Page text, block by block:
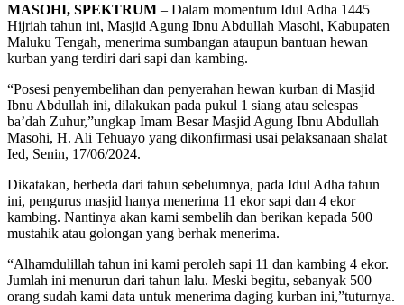
MASOHI, SPEKTRUM – Dalam momentum Idul Adha 1445
Hijriah tahun ini, Masjid Agung Ibnu Abdullah Masohi, Kabupaten
Maluku Tengah, menerima sumbangan ataupun bantuan hewan
kurban yang terdiri dari sapi dan kambing.
“Posesi penyembelihan dan penyerahan hewan kurban di Masjid
Ibnu Abdullah ini, dilakukan pada pukul 1 siang atau selespas
ba’dah Zuhur,”ungkap Imam Besar Masjid Agung Ibnu Abdullah
Masohi, H. Ali Tehuayo yang dikonfirmasi usai pelaksanaan shalat
Ied, Senin, 17/06/2024.
Dikatakan, berbeda dari tahun sebelumnya, pada Idul Adha tahun
ini, pengurus masjid hanya menerima 11 ekor sapi dan 4 ekor
kambing. Nantinya akan kami sembelih dan berikan kepada 500
mustahik atau golongan yang berhak menerima.
“Alhamdulillah tahun ini kami peroleh sapi 11 dan kambing 4 ekor.
Jumlah ini menurun dari tahun lalu. Meski begitu, sebanyak 500
orang sudah kami data untuk menerima daging kurban ini,”tuturnya.